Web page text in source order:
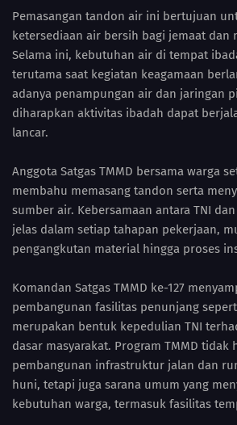
Pemasangan tandon air ini bertujuan
ketersediaan air bersih bagi jemaat dan
Selama ini, kebutuhan air di tempat
terutama saat kegiatan keagamaan
adanya penampungan air dan jaringan
diharapkan aktivitas ibadah dapat
lancar.
Anggota Satgas TMMD bersama warga
membahu memasang tandon serta
sumber air. Kebersamaan antara TNI
jelas dalam setiap tahapan pekerjaan,
pengangkutan material hingga proses
Komandan Satgas TMMD ke-127
pembangunan fasilitas penunjang
merupakan bentuk kepedulian TNI
dasar masyarakat. Program TMMD tidak
pembangunan infrastruktur jalan dan
huni, tetapi juga sarana umum yang
kebutuhan warga, termasuk fasilitas